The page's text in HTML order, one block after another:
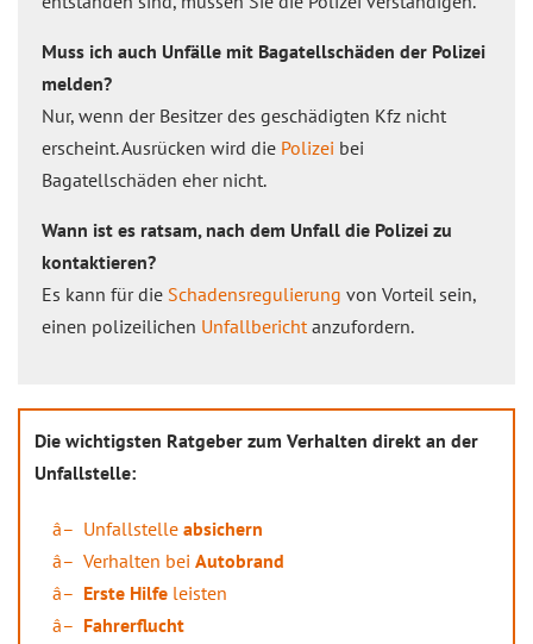
Muss ich auch Unfälle mit Bagatellschäden der Polizei
melden?
Nur, wenn der Besitzer des geschädigten Kfz nicht
erscheint. Ausrücken wird die Polizei bei
Bagatellschäden eher nicht.
Wann ist es ratsam, nach dem Unfall die Polizei zu
kontaktieren?
Es kann für die Schadensregulierung von Vorteil sein,
einen polizeilichen Unfallberichtanzufordern.
Die wichtigsten Ratgeber zum Verhalten direkt an der
Unfallstelle:
Unfallstelle absichern
Verhalten bei Autobrand
Erste Hilfe leisten
Fahrerflucht